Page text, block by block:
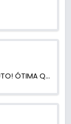
E TUDO QUE ESPERAVA ÓTIMO PRODUTO! ÓTIMA QUALIDADE NOTA 1000. PARABÉNS.